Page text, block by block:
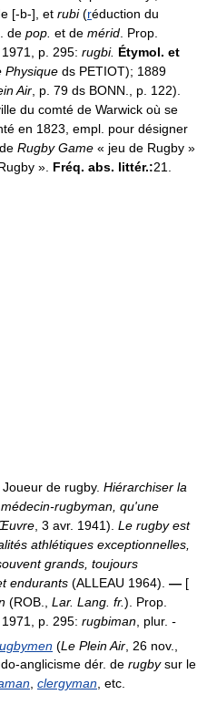
[-b-], et rubi(réduction du
de pop. et de mérid . Prop.
1971, p. 295: rugbi. Étymol. et
Physique ds PETIOT); 1889
Air , p. 79 ds BONN., p. 122).
du comté de Warwick où se
en 1823, empl. pour désigner
Rugby Game « jeu de Rugby »
». Fréq. abs. littér.:21.
Joueur de rugby. Hiérarchiser la
rugbyman, qu'une
, 3 avr. 1941). Le rugby est
athlétiques exceptionnelles,
grands, toujours
endurants (ALLEAU 1964). — [
(ROB., Lar. Lang. fr.). Prop.
1971, p. 295: rugbiman , plur. -
(Le Plein Air , 26 nov.,
anglicisme dér. de rugbysur le
, clergyman, etc.